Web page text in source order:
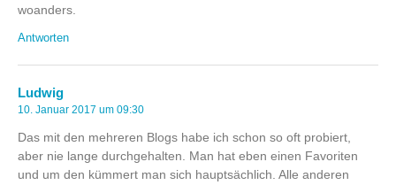
woanders.
Antworten
Ludwig
10. Januar 2017 um 09:30
Das mit den mehreren Blogs habe ich schon so oft probiert,
aber nie lange durchgehalten. Man hat eben einen Favoriten
und um den kümmert man sich hauptsächlich. Alle anderen